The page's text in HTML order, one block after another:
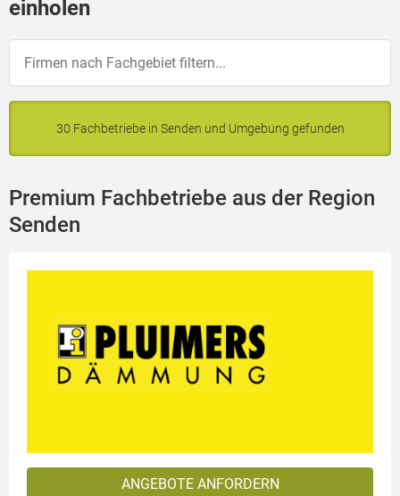
einholen
30 Fachbetriebe in Senden und Umgebung gefunden
Premium Fachbetriebe aus der Region
Senden
ANGEBOTE ANFORDERN